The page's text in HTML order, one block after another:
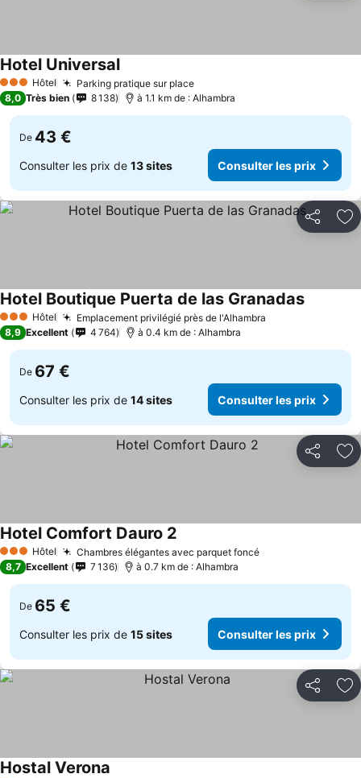
3 ÉtoilesHôtel Parking pratique sur place
Hotel Universal
8,0 Très bien 8 138 à 1.1 km de : Alhambra
De 43 €
Consulter les prix de 13 sites Consulter les prix
Partager
3 ÉtoilesHôtel Emplacement privilégié près de l'Alhambra
Hotel Boutique Puerta de las Granadas
8,9 Excellent 4 764 à 0.4 km de : Alhambra
De 67 €
Consulter les prix de 14 sites Consulter les prix
Partager
3 ÉtoilesHôtel Chambres élégantes avec parquet foncé
Hotel Comfort Dauro 2
8,7 Excellent 7 136 à 0.7 km de : Alhambra
De 65 €
Consulter les prix de 15 sites Consulter les prix
Partager
Hostal Verona